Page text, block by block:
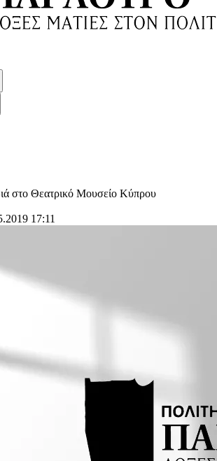
στο Θεατρικό Μουσείο Κύπρου
17:11